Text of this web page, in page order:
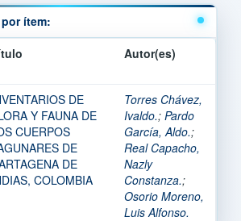
ítem:
Autor(es)
DE
Y FAUNA DE
CUERPOS
DE
DE
COLOMBIA
Torres Chávez,
Ivaldo.; Pardo
García, Aldo.;
Real Capacho,
Nazly
Constanza.;
Osorio Moreno,
Luis Alfonso.